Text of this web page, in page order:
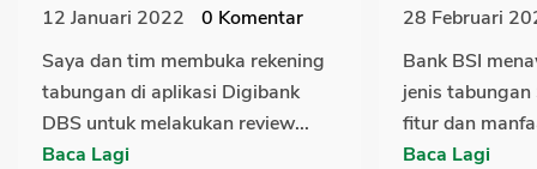
12 Januari 2022 0 Komentar
Saya dan tim membuka rekening
tabungan di aplikasi Digibank
DBS untuk melakukan review...
Baca Lagi
28 Februari
Bank BSI
jenis
fitur dan
Baca Lagi